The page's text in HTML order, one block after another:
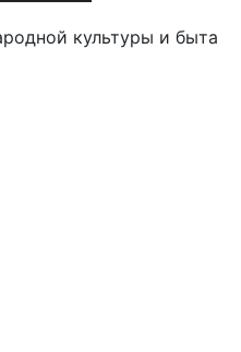
культуры и быта